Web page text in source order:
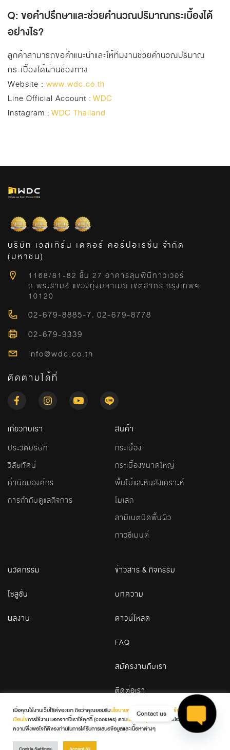
Q: ขอคำปรึกษาและช่วยคำนวณปริมาณกระเบื้องได้
อย่างไร?
ลูกค้าสามารถขอคำแนะนำและให้ทีมงานช่วยคำนวณปริมาณ
กระเบื้องได้ผ่านช่องทาง
Website : www.wdc.co.th
Line Official Account : WDC
Instagram : WDC Thailand
บริษัท เวสเทิร์น เดคอร์ คอร์ปอเรชั่น จำกัด
(มหาชน)
1168/81-82 ชั้น 27 อาคารลุมพีนีทาวเวอร์
ถ.พระราม4 แขวงทุ่งมหาเมฆ เขตสาทร กรุงเทพฯ
10120
02-679-8885-7, 02-679-8778
02-679-9339
info@wdc.co.th
ติดตามได้ที่
เกี่ยวกับเรา
ประวัติบริษัท
วิสัยทัศน์
ค่านิยมองค์กร
การกำกับดูแลกิจการ
สินค้า
กระเบื้อง
กระเบื้องขนาดใหญ่
พื้นไม้และหินสังเคราะห์
โมเสก
ลามิเนตปิดพื้นผิว
กาวซีเมนต์
นวัตกรรม
โซลูชั่น
ผลงาน
ข่าวสาร & กิจกรรม
บทความ
ดาวน์โหลด
FAQ
สมัครงานกับเรา
ติดต่อเรา
© 2026 WDC. All Rights Reserved
เมื่อคุณใช้งานเว็บไซต์ของเรา ถือว่าคุณยอมรับนโยบายความเป็นส่วนตัว
ข้อกำหนดและ
เงื่อนไขการใช้งาน นอกจากนี้เราใช้คุกกี้ (cookies) ตามนโยบายคุกกี้
เพื่อเพิ่มประสบการณ์และ
ความพึงพอใจที่ดีของท่านในการได้รับการเสนอข้อมูลและเนื้อหาต่างๆ
Contact us